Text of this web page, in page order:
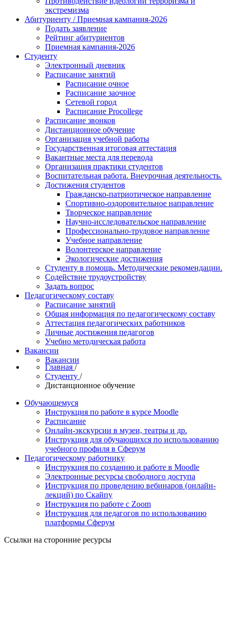
экстремизма
Абитуриенту / Приемная кампания-2026
Подать заявление
Рейтинг абитуриентов
Приемная кампания-2026
Студенту
Электронный дневник
Расписание занятий
Расписание очное
Расписание заочное
Сетевой город
Расписание Procollege
Расписание звонков
Дистанционное обучение
Организация учебной работы
Государственная итоговая аттестация
Вакантные места для перевода
Организация практики студентов
Воспитательная работа. Внеурочная деятельность.
Достижения студентов
Гражданско-патриотическое направление
Спортивно-оздоровительное направление
Творческое направление
Научно-исследовательское направление
Профессионально-трудовое направление
Учебное направление
Волонтерское направление
Экологические достижения
Студенту в помощь. Методические рекомендации.
Содействие трудоустройству
Задать вопрос
Педагогическому составу
Расписание занятий
Общая информация по педагогическому составу
Аттестация педагогических работников
Личные достижения педагогов
Учебно методическая работа
Вакансии
Вакансии
Главная /
Студенту /
Дистанционное обучение
Обучающемуся
Инструкция по работе в курсе Moodle
Расписание
Онлайн-экскурсии в музеи, театры и др.
Инструкция для обучающихся по использованию
учебного профиля в Сферум
Педагогическому работнику
Инструкция по созданию и работе в Moodle
Электронные ресурсы свободного доступа
Инструкция по проведению вебинаров (онлайн-
лекций) по Скайпу
Инструкция по работе с Zoom
Инструкция для педагогов по использованию
платформы Сферум
Ссылки на сторонние ресурсы